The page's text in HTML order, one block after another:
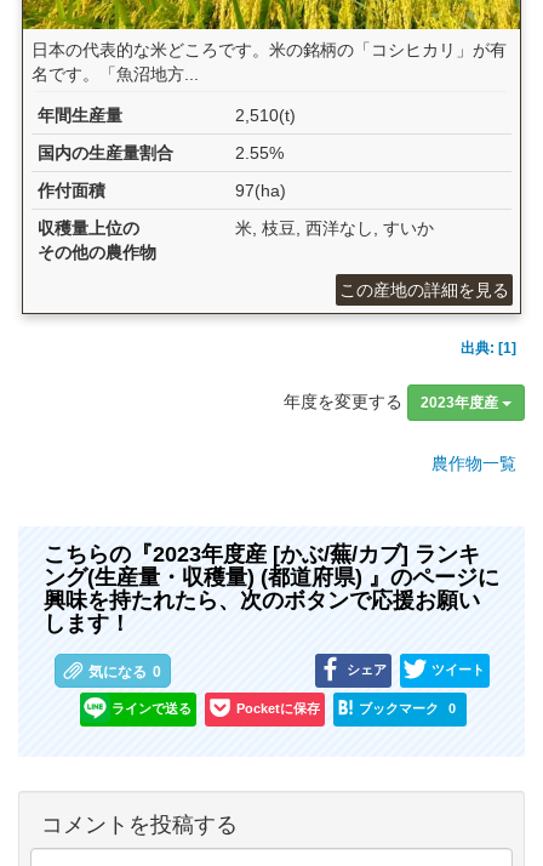
日本の代表的な米どころです。米の銘柄の「コシヒカリ」が有
名です。「魚沼地方...
年間生産量
2,510(t)
国内の生産量割合
2.55%
作付面積
97(ha)
収穫量上位の
その他の農作物
米, 枝豆, 西洋なし, すいか
この産地の詳細を見る
出典: [1]
年度を変更する 2023年度産
農作物一覧
こちらの『2023年度産 [かぶ/蕪/カブ] ランキ
ング(生産量・収穫量) (都道府県) 』のページに
興味を持たれたら、次のボタンで応援お願い
します！
気になる 0 シェア ツイート
ラインで送る Pocketに保存 ブックマーク 0
コメントを投稿する